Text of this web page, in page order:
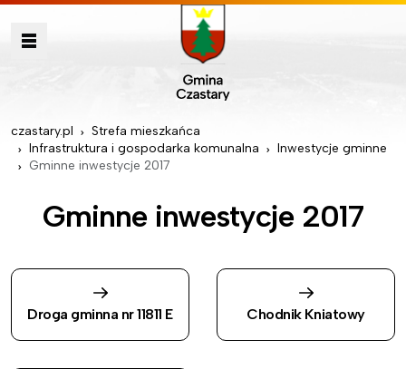
czastary.pl
Strefa mieszkańca
Infrastruktura i gospodarka komunalna
Inwestycje gminne
Gminne inwestycje 2017
Gminne inwestycje 2017
Droga gminna nr 11811 E Chodnik Kniatowy